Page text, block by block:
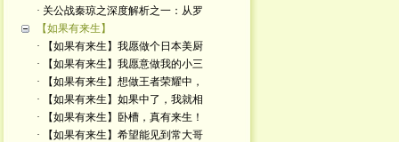
· 关公战秦琼之深度解析之一：从罗
【如果有来生】
· 【如果有来生】我愿做个日本美厨
· 【如果有来生】我愿意做我的小三
· 【如果有来生】想做王者荣耀中，
· 【如果有来生】如果中了，我就相
· 【如果有来生】卧槽，真有来生！
· 【如果有来生】希望能见到常大哥